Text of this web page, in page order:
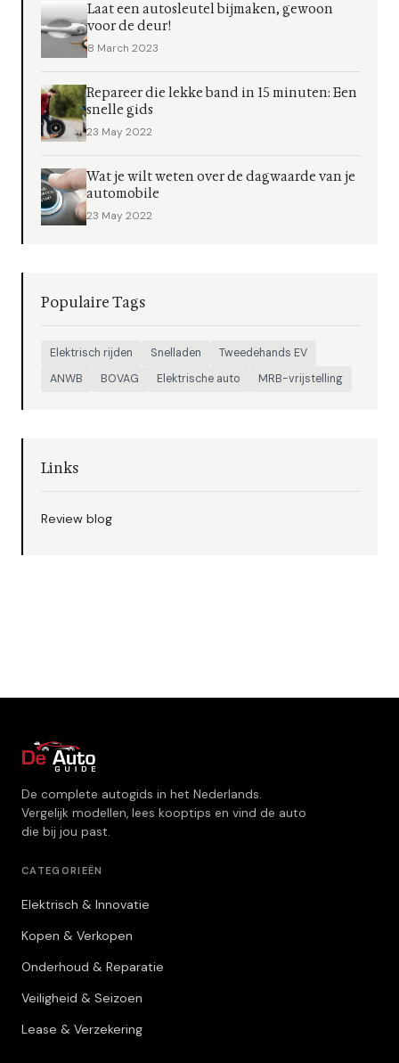
Laat een autosleutel bijmaken, gewoon
voor de deur!
8 March 2023
Repareer die lekke band in 15 minuten: Een
snelle gids
23 May 2022
Wat je wilt weten over de dagwaarde van je
automobile
23 May 2022
Populaire Tags
Elektrisch rijden Snelladen
Tweedehands EV
ANWB
BOVAG Elektrische auto MRB-vrijstelling
Links
Review blog
De complete autogids in het Nederlands.
Vergelijk modellen, lees kooptips en vind de auto
die bij jou past.
CATEGORIEËN
Elektrisch & Innovatie
Kopen & Verkopen
Onderhoud & Reparatie
Veiligheid & Seizoen
Lease & Verzekering